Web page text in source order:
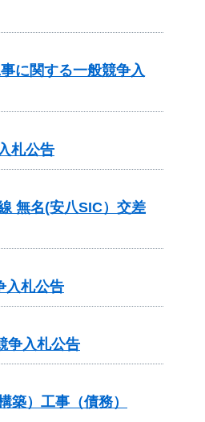
に関する一般競争入
札公告
無名(安八SIC）交差
入札公告
争入札公告
）工事（債務）